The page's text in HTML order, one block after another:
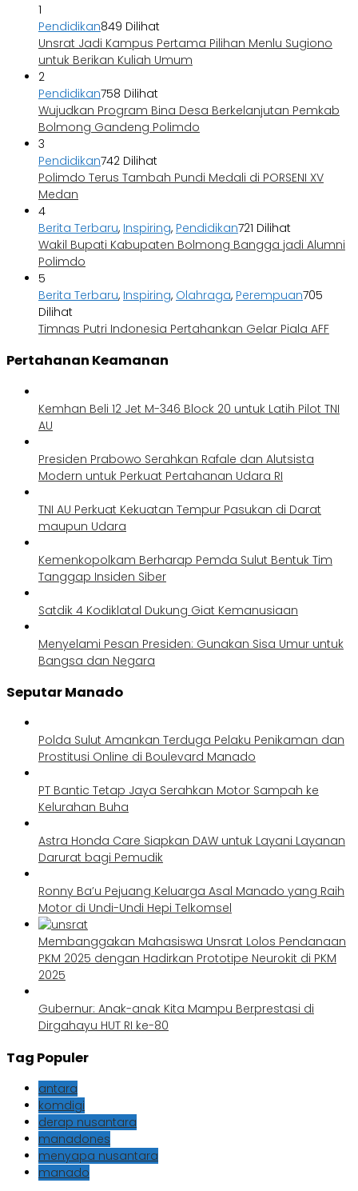
1
Pendidikan849 Dilihat
Unsrat Jadi Kampus Pertama Pilihan Menlu Sugiono
untuk Berikan Kuliah Umum
2
Pendidikan758 Dilihat
Wujudkan Program Bina Desa Berkelanjutan Pemkab
Bolmong Gandeng Polimdo
3
Pendidikan742 Dilihat
Polimdo Terus Tambah Pundi Medali di PORSENI XV
Medan
4
Berita Terbaru, Inspiring, Pendidikan721 Dilihat
Wakil Bupati Kabupaten Bolmong Bangga jadi Alumni
Polimdo
5
Berita Terbaru, Inspiring, Olahraga, Perempuan705
Dilihat
Timnas Putri Indonesia Pertahankan Gelar Piala AFF
Pertahanan Keamanan
Kemhan Beli 12 Jet M-346 Block 20 untuk Latih Pilot TNI
AU
Presiden Prabowo Serahkan Rafale dan Alutsista
Modern untuk Perkuat Pertahanan Udara RI
TNI AU Perkuat Kekuatan Tempur Pasukan di Darat
maupun Udara
Kemenkopolkam Berharap Pemda Sulut Bentuk Tim
Tanggap Insiden Siber
Satdik 4 Kodiklatal Dukung Giat Kemanusiaan
Menyelami Pesan Presiden: Gunakan Sisa Umur untuk
Bangsa dan Negara
Seputar Manado
Polda Sulut Amankan Terduga Pelaku Penikaman dan
Prostitusi Online di Boulevard Manado
PT Bantic Tetap Jaya Serahkan Motor Sampah ke
Kelurahan Buha
Astra Honda Care Siapkan DAW untuk Layani Layanan
Darurat bagi Pemudik
Ronny Ba’u Pejuang Keluarga Asal Manado yang Raih
Motor di Undi-Undi Hepi Telkomsel
Membanggakan Mahasiswa Unsrat Lolos Pendanaan
PKM 2025 dengan Hadirkan Prototipe Neurokit di PKM
2025
Gubernur: Anak-anak Kita Mampu Berprestasi di
Dirgahayu HUT RI ke-80
Tag Populer
antara
komdigi
derap nusantara
manadones
menyapa nusantara
manado